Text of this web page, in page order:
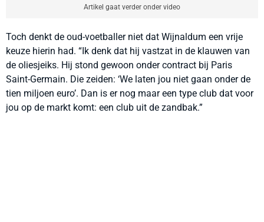
Artikel gaat verder onder video
Toch denkt de oud-voetballer niet dat Wijnaldum een vrije
keuze hierin had. “Ik denk dat hij vastzat in de klauwen van
de oliesjeiks. Hij stond gewoon onder contract bij Paris
Saint-Germain. Die zeiden: ‘We laten jou niet gaan onder de
tien miljoen euro’. Dan is er nog maar een type club dat voor
jou op de markt komt: een club uit de zandbak.”